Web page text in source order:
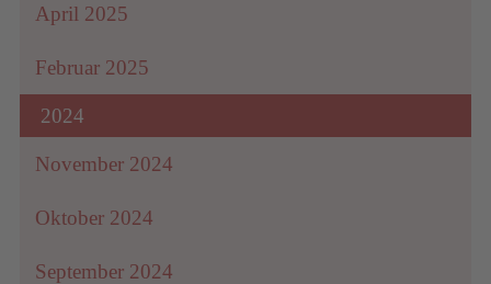
April 2025
Februar 2025
2024
November 2024
Oktober 2024
September 2024